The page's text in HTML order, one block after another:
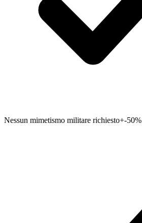
Nessun mimetismo militare richiesto+-50%